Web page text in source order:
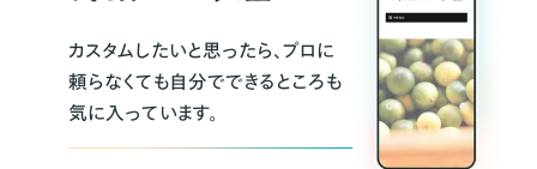
カスタムしたいと思ったら、プロに
頼らなくても自分でできるところも
気に入っています。